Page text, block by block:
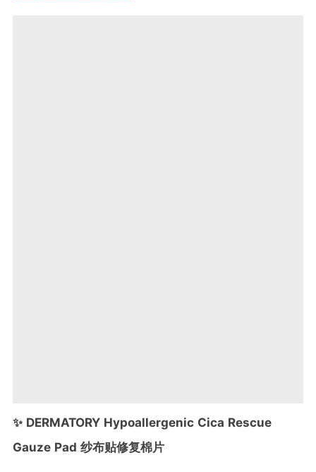
✨ DERMATORY Hypoallergenic Cica Rescue
Gauze Pad 纱布贴修复棉片